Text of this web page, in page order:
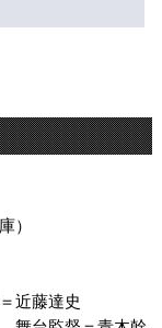
像
合せ
）
藤達史